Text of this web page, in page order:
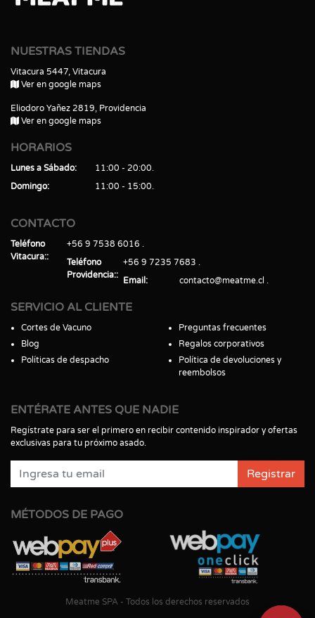
NUESTRAS TIENDAS
Vitacura 5447, Vitacura
Ver en google maps
Eliodoro Yañez 2819, Providencia
Ver en google maps
HORARIOS
Lunes a Sábado
11:00 - 20:00
Domingo
11:00 - 15:00
CONTACTO
Teléfono
Vitacura:
+56 9 7538 6016
Teléfono
Providencia:
+56 9 7235 7683
Email
contacto@meatme.cl
SERVICIO AL CLIENTE
Cortes de Vacuno
Blog
Políticas de despacho
Preguntas frecuentes
Regalos corporativos
Política de devoluciones y
reembolsos
ENTÉRATE ANTES QUE NADIE
Regístrate para ser el primero en recibir contenido inspirador y ofertas
exclusivas para tu próximo asado.
Registrar
MÉTODOS DE PAGO
Meatme SPA - Todos los derechos reservados